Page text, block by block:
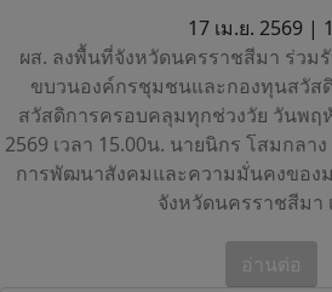
17 เม.ย. 2569 |
ผส. ลงพื้นที่จังหวัดนครราชสีมา ร่วม
ขบวนองค์กรชุมชนและกองทุนสวั
สวัสดิการครอบคลุมทุกช่วงวัย วันพฤ
2569 เวลา 15.00น. นายนิกร โสมกลา
การพัฒนาสังคมและความมั่นคงของ
จังหวัดนครราชสีมา
อ่านต่อ